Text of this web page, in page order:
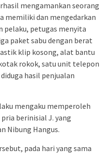
mengamankan seorang
memiliki dan mengedarkan
pelaku, petugas menyita
paket sabu dengan berat
klip kosong, alat bantu
rokok, satu unit telepon
hasil penjualan
mengaku memperoleh
berinisial J. yang
Nibung Hangus.
pada hari yang sama